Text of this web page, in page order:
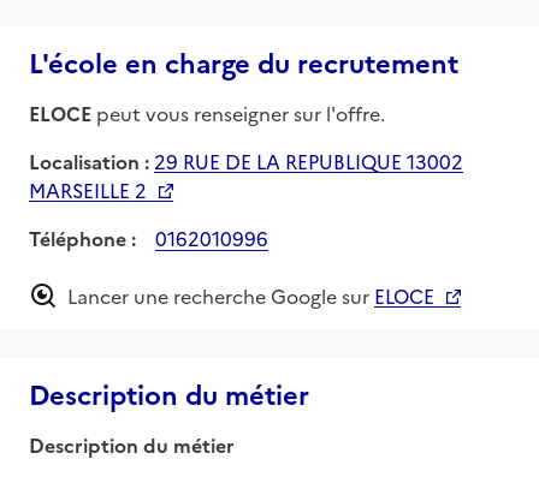
L'école en charge du recrutement
ELOCE peut vous renseigner sur l'offre.
Localisation : 29 RUE DE LA REPUBLIQUE 13002
MARSEILLE 2
Téléphone :
0162010996
Lancer une recherche Google sur ELOCE
Description du métier
Description du métier